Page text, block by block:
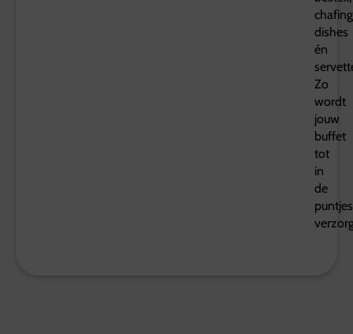
chafing
dishes
én
Zo
wordt
jouw
buffet
tot
in
de
puntjes